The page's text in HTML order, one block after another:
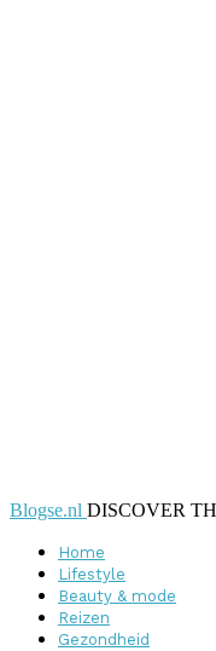
Blogse.nl DISCOVER
Home
Lifestyle
Beauty & mode
Reizen
Gezondheid